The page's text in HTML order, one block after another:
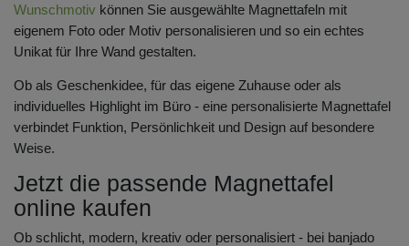
Wunschmotiv können Sie ausgewählte Magnettafeln mit
eigenem Foto oder Motiv personalisieren und so ein echtes
Unikat für Ihre Wand gestalten.
Ob als Geschenkidee, für das eigene Zuhause oder als
individuelles Highlight im Büro - eine personalisierte Magnettafel
verbindet Funktion, Persönlichkeit und Design auf besondere
Weise.
Jetzt die passende Magnettafel
online kaufen
Ob schlicht, modern, kreativ oder personalisiert - bei banjado